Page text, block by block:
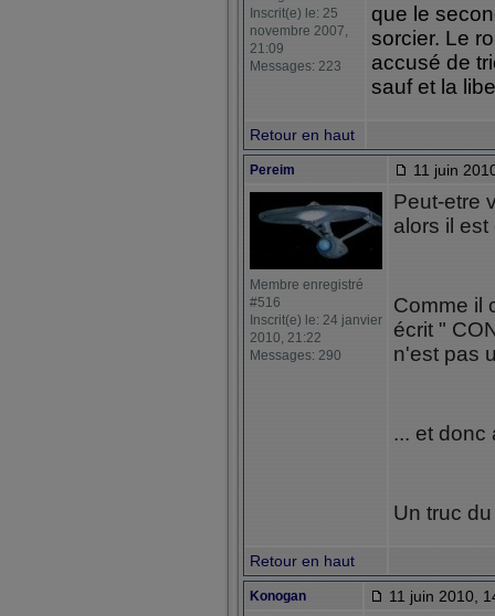
Inscrit(e) le: 25
novembre 2007,
21:09
Messages: 223
que le
sorcier. Le
accusé de
sauf et la
Retour en haut
Pereim 11 juin
Membre enregistré
#516
Inscrit(e) le: 24 janvier
2010, 21:22
Messages: 290
Peut-etre
alors il
Comme il
écrit "
n'est pas
... et donc
Un truc
Retour en haut
Konogan 11 juin 2010,